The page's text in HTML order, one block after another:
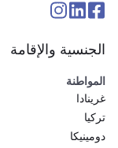
الجنسية والإقامة
المواطنة
غرينادا
تركيا
دومينيكا